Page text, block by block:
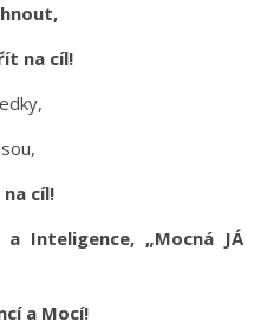
na cíl!
cíl!
Inteligence, „Mocná JÁ
a Mocí!